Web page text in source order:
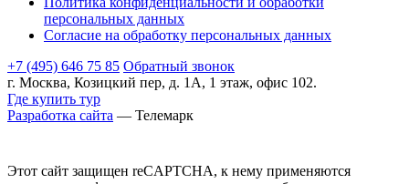
персональных данных
Согласие на обработку персональных данных
+7 (495) 646 75 85 Обратный звонок
г. Москва, Козицкий пер, д. 1А, 1 этаж, офис 102.
Где купить тур
Разработка сайта — Телемарк
Этот сайт защищен reCAPTCHA, к нему применяются